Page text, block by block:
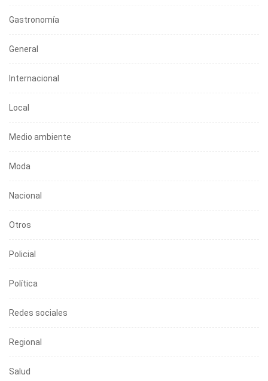
Gastronomía
General
Internacional
Local
Medio ambiente
Moda
Nacional
Otros
Policial
Política
Redes sociales
Regional
Salud